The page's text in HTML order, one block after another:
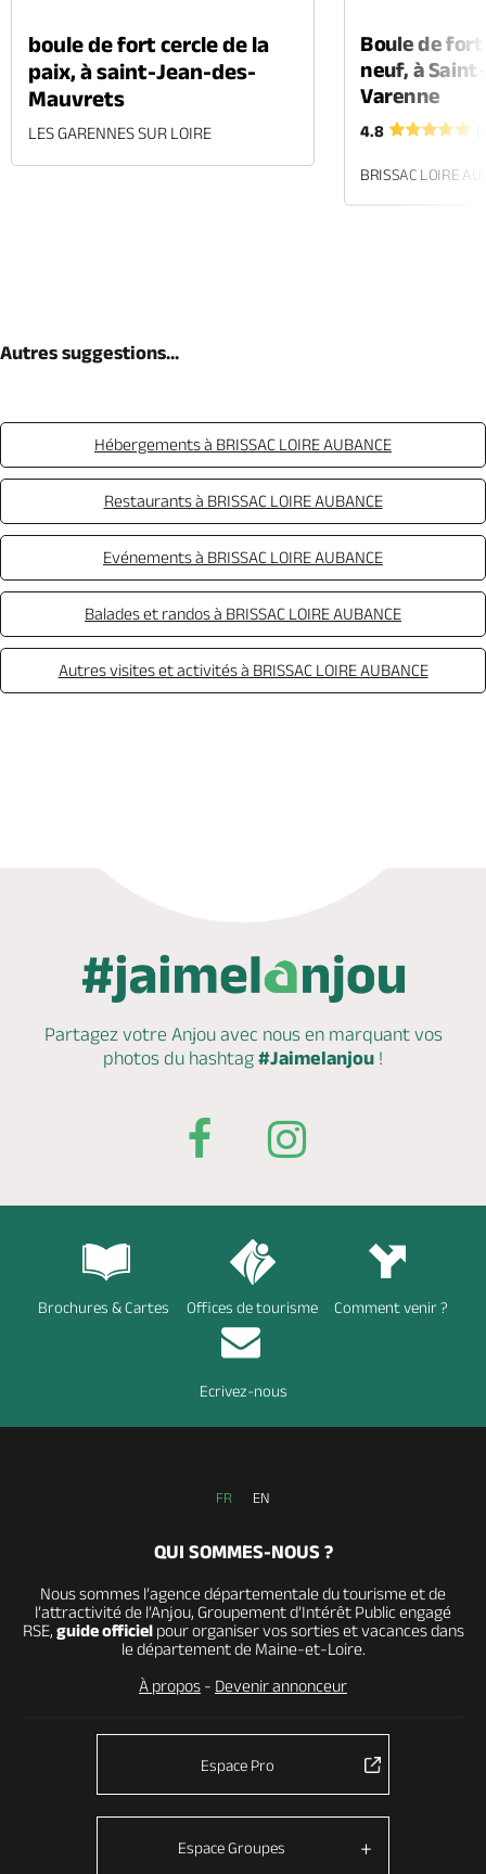
boule de fort cercle de la
paix, à saint-Jean-des-
Mauvrets
LES GARENNES SUR LOIRE
Boule de
neuf, à
Varenne
4.8
BRISSAC LOIRE
Autres suggestions...
Hébergements à BRISSAC LOIRE AUBANCE
Restaurants à BRISSAC LOIRE AUBANCE
Evénements à BRISSAC LOIRE AUBANCE
Balades et randos à BRISSAC LOIRE AUBANCE
Autres visites et activités à BRISSAC LOIRE AUBANCE
Partagez votre Anjou avec nous en marquantvos
photos du hashtag #Jaimelanjou !
Brochures & Cartes Offices de tourisme Comment venir ?
Ecrivez-nous
FR EN
QUI SOMMES-NOUS ?
Nous sommes l’agence départementale du tourisme et de
l’attractivité de l’Anjou, Groupement d’Intérêt Public engagé
RSE, guide officielpour organiser vos sorties et vacances dans
le département de Maine-et-Loire.
À propos - Devenir annonceur
Espace Pro
Espace Groupes